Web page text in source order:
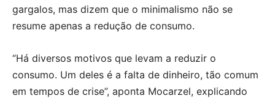
gargalos, mas dizem que o minimalismo não se
resume apenas a redução de consumo.
“Há diversos motivos que levam a reduzir o
consumo. Um deles é a falta de dinheiro, tão comum
em tempos de crise”, aponta Mocarzel, explicando